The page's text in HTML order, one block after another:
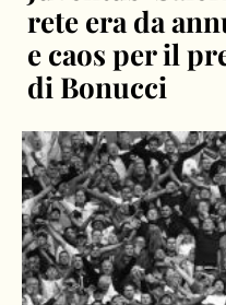
rete era da
e caos per il
di Bonucci